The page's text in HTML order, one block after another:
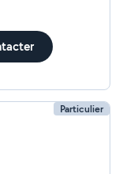
Particulier